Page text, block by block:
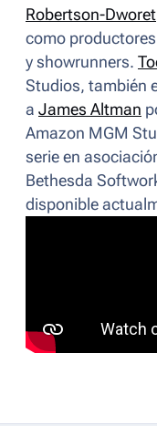
Robertson-Dworet
como
y showrunners.
Studios, también
a James Altman
Amazon MGM
serie en
Bethesda
disponible